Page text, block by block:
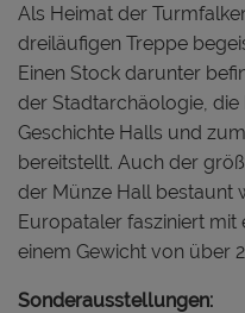
Als Heimat der
dreiläufigen Treppe
Einen Stock darunter
der Stadtarchäologie,
Geschichte Halls und
bereitstellt. Auch der
der Münze Hall bestaunt
Europataler fasziniert mit
einem Gewicht von über
Sonderausstellungen: